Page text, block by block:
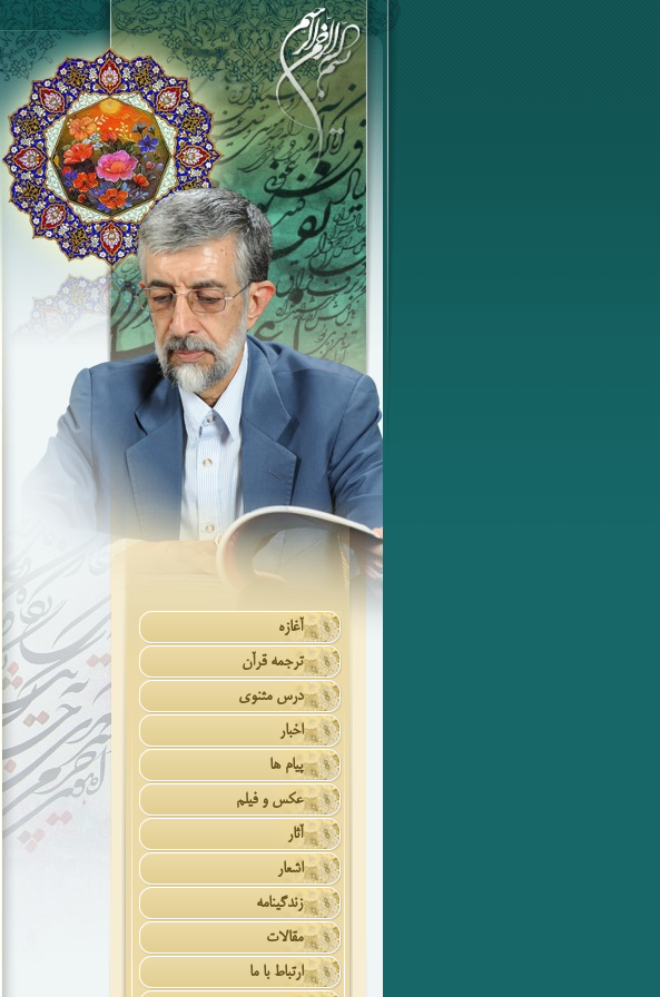
آغازه
ترجمه قرآن
درس مثنوی
اخبار
پیام ها
عکس و فیلم
آثار
اشعار
زندگینامه
مقالات
ارتباط با ما